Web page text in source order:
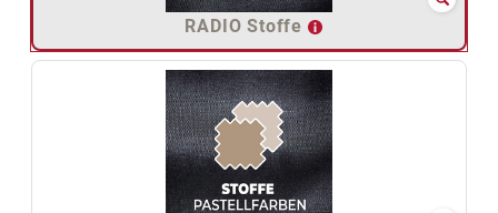
RADIO Stoffe